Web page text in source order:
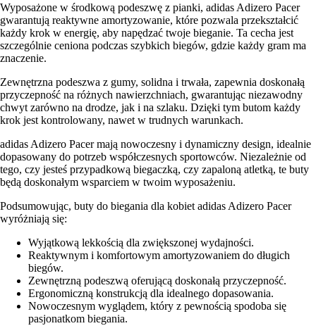
Wyposażone w środkową podeszwę z pianki, adidas Adizero Pacer
gwarantują reaktywne amortyzowanie, które pozwala przekształcić
każdy krok w energię, aby napędzać twoje bieganie. Ta cecha jest
szczególnie ceniona podczas szybkich biegów, gdzie każdy gram ma
znaczenie.
Zewnętrzna podeszwa z gumy, solidna i trwała, zapewnia doskonałą
przyczepność na różnych nawierzchniach, gwarantując niezawodny
chwyt zarówno na drodze, jak i na szlaku. Dzięki tym butom każdy
krok jest kontrolowany, nawet w trudnych warunkach.
adidas Adizero Pacer mają nowoczesny i dynamiczny design, idealnie
dopasowany do potrzeb współczesnych sportowców. Niezależnie od
tego, czy jesteś przypadkową biegaczką, czy zapaloną atletką, te buty
będą doskonałym wsparciem w twoim wyposażeniu.
Podsumowując, buty do biegania dla kobiet adidas Adizero Pacer
wyróżniają się:
Wyjątkową lekkością dla zwiększonej wydajności.
Reaktywnym i komfortowym amortyzowaniem do długich
biegów.
Zewnętrzną podeszwą oferującą doskonałą przyczepność.
Ergonomiczną konstrukcją dla idealnego dopasowania.
Nowoczesnym wyglądem, który z pewnością spodoba się
pasjonatkom biegania.